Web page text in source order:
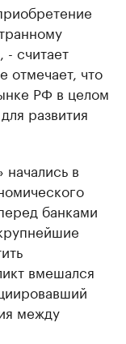
- считает
отмечает, что
РФ в целом
развития
в
банками
вмешался
между